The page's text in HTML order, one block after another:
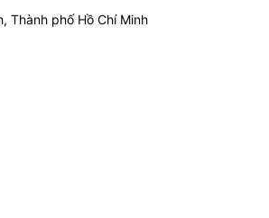
Thành phố Hồ Chí Minh